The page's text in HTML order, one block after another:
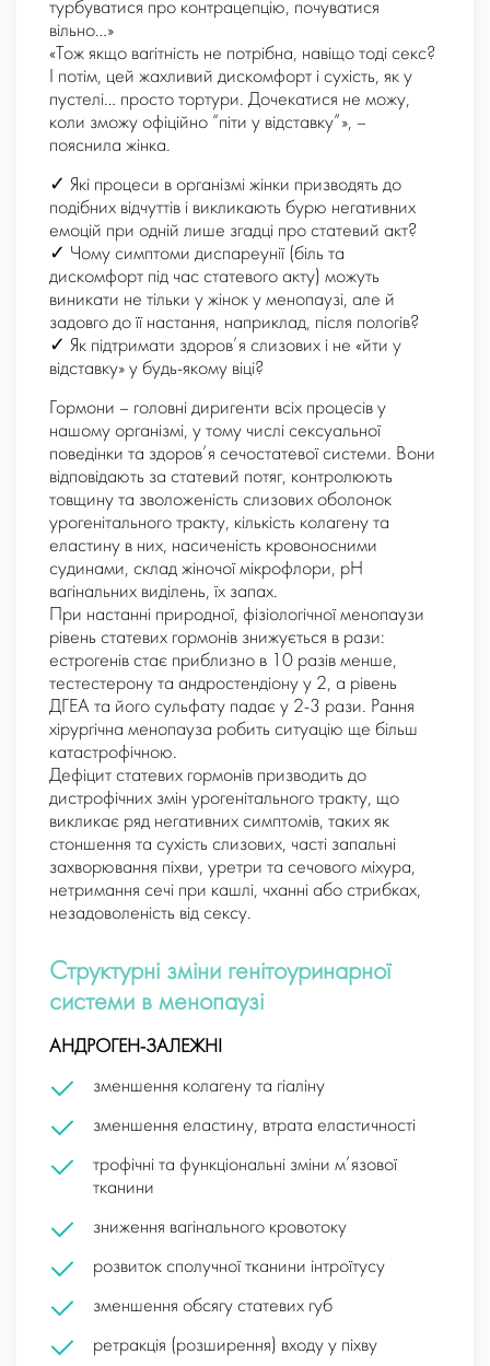
турбуватися про контрацепцію, почуватися
вільно…»
«Тож якщо вагітність не потрібна, навіщо тоді секс?
І потім, цей жахливий дискомфорт і сухість, як у
пустелі… просто тортури. Дочекатися не можу,
коли зможу офіційно “піти у відставку”», –
пояснила жінка.
✓ Які процеси в організмі жінки призводять до
подібних відчуттів і викликають бурю негативних
емоцій при одній лише згадці про статевий акт?
✓ Чому симптоми диспареунії (біль та
дискомфорт під час статевого акту) можуть
виникати не тільки у жінок у менопаузі, але й
задовго до її настання, наприклад, після пологів?
✓ Як підтримати здоров’я слизових і не «йти у
відставку» у будь-якому віці?
Гормони – головні диригенти всіх процесів у
нашому організмі, у тому числі сексуальної
поведінки та здоров’я сечостатевої системи. Вони
відповідають за статевий потяг, контролюють
товщину та зволоженість слизових оболонок
урогенітального тракту, кількість колагену та
еластину в них, насиченість кровоносними
судинами, склад жіночої мікрофлори, рН
вагінальних виділень, їх запах.
При настанні природної, фізіологічної менопаузи
рівень статевих гормонів знижується в рази:
естрогенів стає приблизно в 10 разів менше,
тестестерону та андростендіону у 2, а рівень
ДГЕА та його сульфату падає у 2-3 рази. Рання
хірургічна менопауза робить ситуацію ще більш
катастрофічною.
Дефіцит статевих гормонів призводить до
дистрофічних змін урогенітального тракту, що
викликає ряд негативних симптомів, таких як
стоншення та сухість слизових, часті запальні
захворювання піхви, уретри та сечового міхура,
нетримання сечі при кашлі, чханні або стрибках,
незадоволеність від сексу.
Структурні зміни генітоуринарної
системи в менопаузі
АНДРОГЕН-ЗАЛЕЖНІ
зменшення колагену та гіаліну
зменшення еластину, втрата еластичності
трофічні та функціональні зміни м’язової
тканини
зниження вагінального кровотоку
розвиток сполучної тканини інтроїтусу
зменшення обсягу статевих губ
ретракція (розширення) входу у піхву